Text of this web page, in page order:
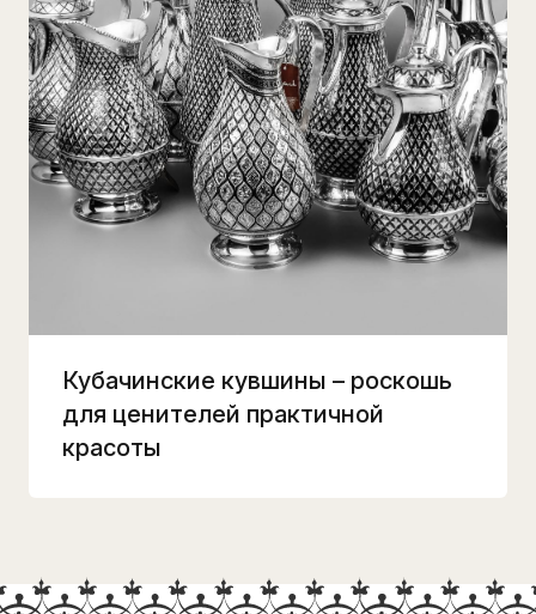
Кубачинские кувшины – роскошь
для ценителей практичной
красоты